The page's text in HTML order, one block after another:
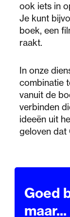
ook iets in
Je kunt
boek, een
raakt.
In onze
combinatie
vanuit de
verbinden
ideeën uit
geloven dat
Goed
maar...